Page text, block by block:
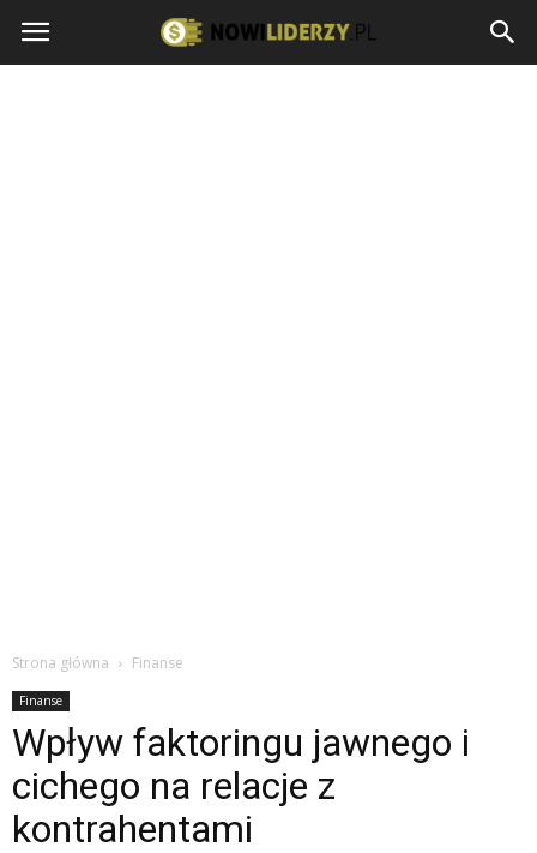
Strona główna Finanse
Finanse
Wpływ faktoringu jawnego i
cichego na relacje z
kontrahentami